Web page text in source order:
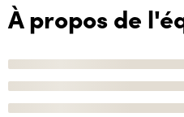
À propos de